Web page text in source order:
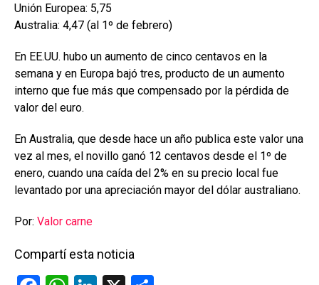
Unión Europea: 5,75
Australia: 4,47 (al 1º de febrero)
En EE.UU. hubo un aumento de cinco centavos en la
semana y en Europa bajó tres, producto de un aumento
interno que fue más que compensado por la pérdida de
valor del euro.
En Australia, que desde hace un año publica este valor una
vez al mes, el novillo ganó 12 centavos desde el 1º de
enero, cuando una caída del 2% en su precio local fue
levantado por una apreciación mayor del dólar australiano.
Por: Valor carne
Compartí esta noticia